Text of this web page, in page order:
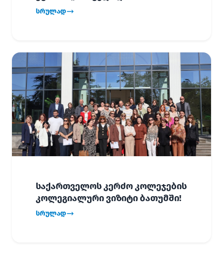
გადაუდებელი დახმარება“,
სრულად
საქართველოს კერძო კოლეჯების
კოლეგიალური ვიზიტი ბათუმში!
სრულად